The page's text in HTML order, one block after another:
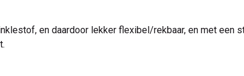
en daardoor lekker flexibel/rekbaar, en met een